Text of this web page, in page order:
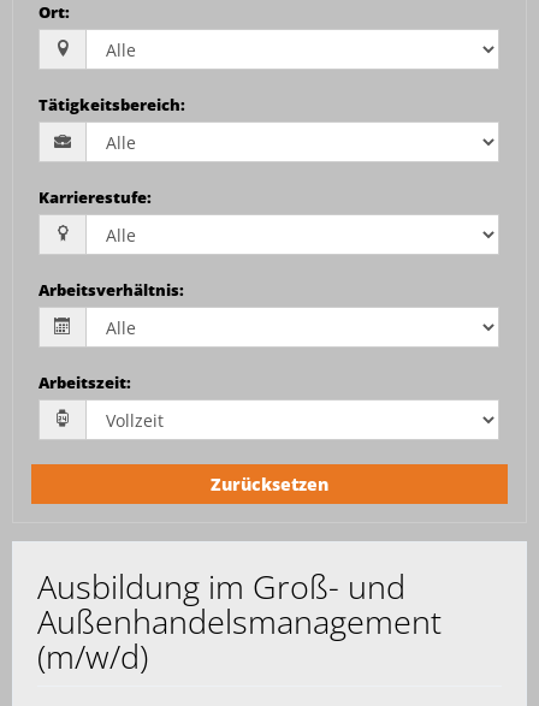
Ort:
Tätigkeitsbereich:
Karrierestufe:
Arbeitsverhältnis:
Arbeitszeit:
Zurücksetzen
Ausbildung im Groß- und
Außenhandelsmanagement
(m/w/d)